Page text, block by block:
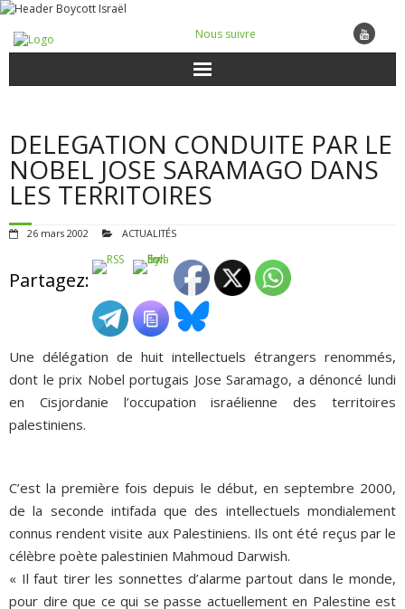
Nous suivre
POUR AGIR
AGENDA
QUI SOMMES-NOUS ?
ADHÉSIONS, DONS, CONTACT
DELEGATION CONDUITE PAR LE
NOBEL JOSE SARAMAGO DANS
LES TERRITOIRES
26 mars 2002 ACTUALITÉS
Partagez:
Une délégation de huit intellectuels étrangers renommés,
dont le prix Nobel portugais Jose Saramago, a dénoncé lundi
en Cisjordanie l’occupation israélienne des territoires
palestiniens.
C’est la première fois depuis le début, en septembre 2000,
de la seconde intifada que des intellectuels mondialement
connus rendent visite aux Palestiniens. Ils ont été reçus par le
célèbre poète palestinien Mahmoud Darwish.
« Il faut tirer les sonnettes d’alarme partout dans le monde,
pour dire que ce qui se passe actuellement en Palestine est